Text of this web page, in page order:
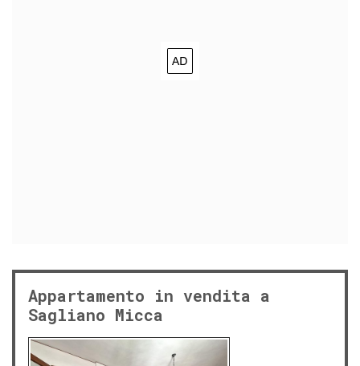
Appartamento in vendita a
Sagliano Micca